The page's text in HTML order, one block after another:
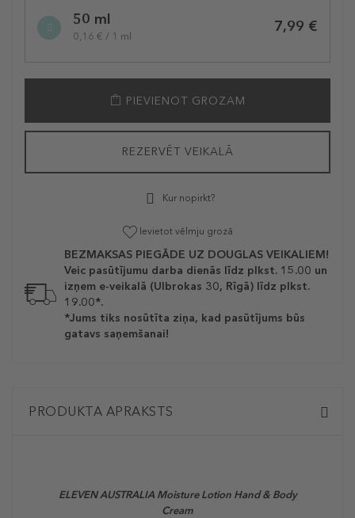
50 ml
0,16 € / 1 ml
7,99 €
PIEVIENOT GROZAM
REZERVĒT VEIKALĀ
Kur nopirkt?
Ievietot vēlmju grozā
BEZMAKSAS PIEGĀDE UZ DOUGLAS VEIKALIEM!
Veic pasūtījumu darba dienās līdz plkst. 15.00 un
izņem e-veikalā (Ulbrokas 30, Rīgā) līdz plkst.
19.00*.
*Jums tiks nosūtīta ziņa, kad pasūtījums būs
gatavs saņemšanai!
PRODUKTA APRAKSTS
ELEVEN AUSTRALIA Moisture Lotion Hand & Body
Cream